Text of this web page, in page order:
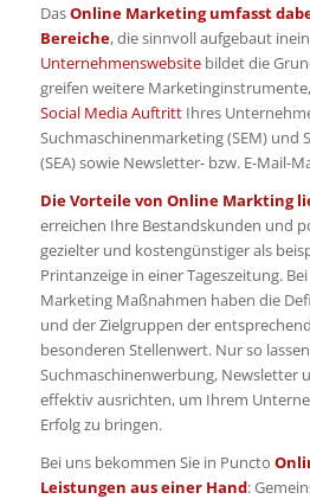
DasOnline Marketing umfasst
Bereiche, die sinnvoll aufgebaut
Unternehmenswebsitebildet die
greifen weitere
Social Media AuftrittIhres
Suchmaschinenmarketing (SEM) und
(SEA) sowie Newsletter- bzw. E-Mail-
Die Vorteile von Online Markting
erreichen Ihre Bestandskunden und
gezielter und kostengünstiger als
Printanzeige in einer Tageszeitung.
Marketing Maßnahmen haben die
und der Zielgruppen der
besonderen Stellenwert. Nur so
Suchmaschinenwerbung, Newsletter
effektiv ausrichten, um Ihrem
Erfolg zu bringen.
Bei uns bekommen Sie in Puncto
Leistungen aus einer Hand: